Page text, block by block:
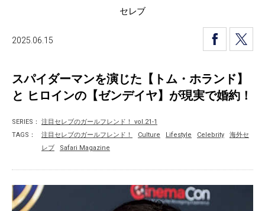
セレブ
2025.06.15
スパイダーマンを演じた【トム・ホランド】
と ヒロインの【ゼンデイヤ】が現実で婚約！
SERIES：
注目セレブのガールフレンド！ vol.21-1
TAGS：
注目セレブのガールフレンド！ Culture Lifestyle Celebrity
海外セ
レブ
Safari Magazine